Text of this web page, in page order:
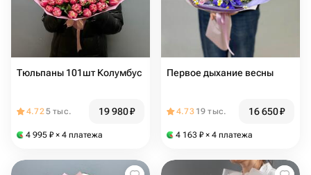
Тюльпаны 101шт Колумбус
4.725 тыс. 19 980₽
4 995 ₽ × 4 платежа
Первое дыхание весны
4.73 19 тыс. 16 650₽
4 163 ₽ × 4 платежа